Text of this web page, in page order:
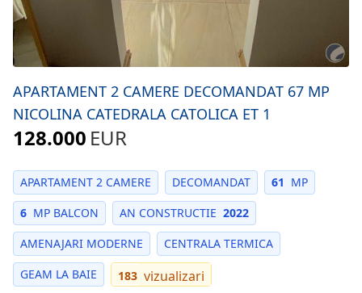
APARTAMENT 2 CAMERE DECOMANDAT 67 MP
NICOLINA CATEDRALA CATOLICA ET 1
128.000 EUR
APARTAMENT 2 CAMERE DECOMANDAT MP
61
MP BALCON
6 AN CONSTRUCTIE 2022
AMENAJARI MODERNE
CENTRALA TERMICA
GEAM LA BAIE
vizualizari
183